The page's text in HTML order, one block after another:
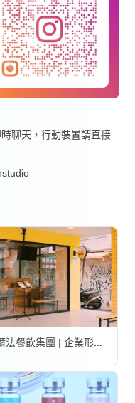
聊天，行動裝置請直接
阿爾法餐飲集團 | 企業形象宣傳片